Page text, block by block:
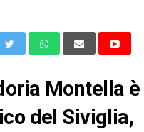
Montella
del Siviglia,